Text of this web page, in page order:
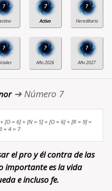
? 7 ?
? ? ?
➔ Número 7
[O = 6] + [N = 5] + [O = 6] + [R = 9] =
+ 4 = 7
el pro y él contra de las
importante es la vida
e incluso fe.